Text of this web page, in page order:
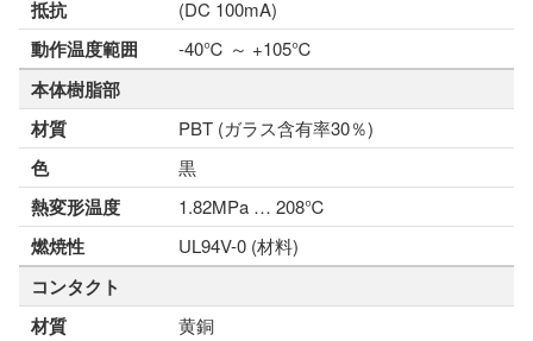
抵抗
(DC 100mA)
動作温度範囲 -40℃ ～ +105℃
本体樹脂部
材質
PBT (ガラス含有率30％)
色 黒
熱変形温度 1.82MPa … 208℃
燃焼性 UL94V-0 (材料)
コンタクト
材質
黄銅